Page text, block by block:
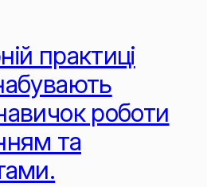
практиці
роботи
та